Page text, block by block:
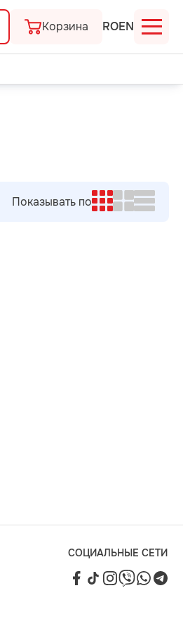
Корзина ROEN
Показывать по
СОЦИАЛЬНЫЕ СЕТИ